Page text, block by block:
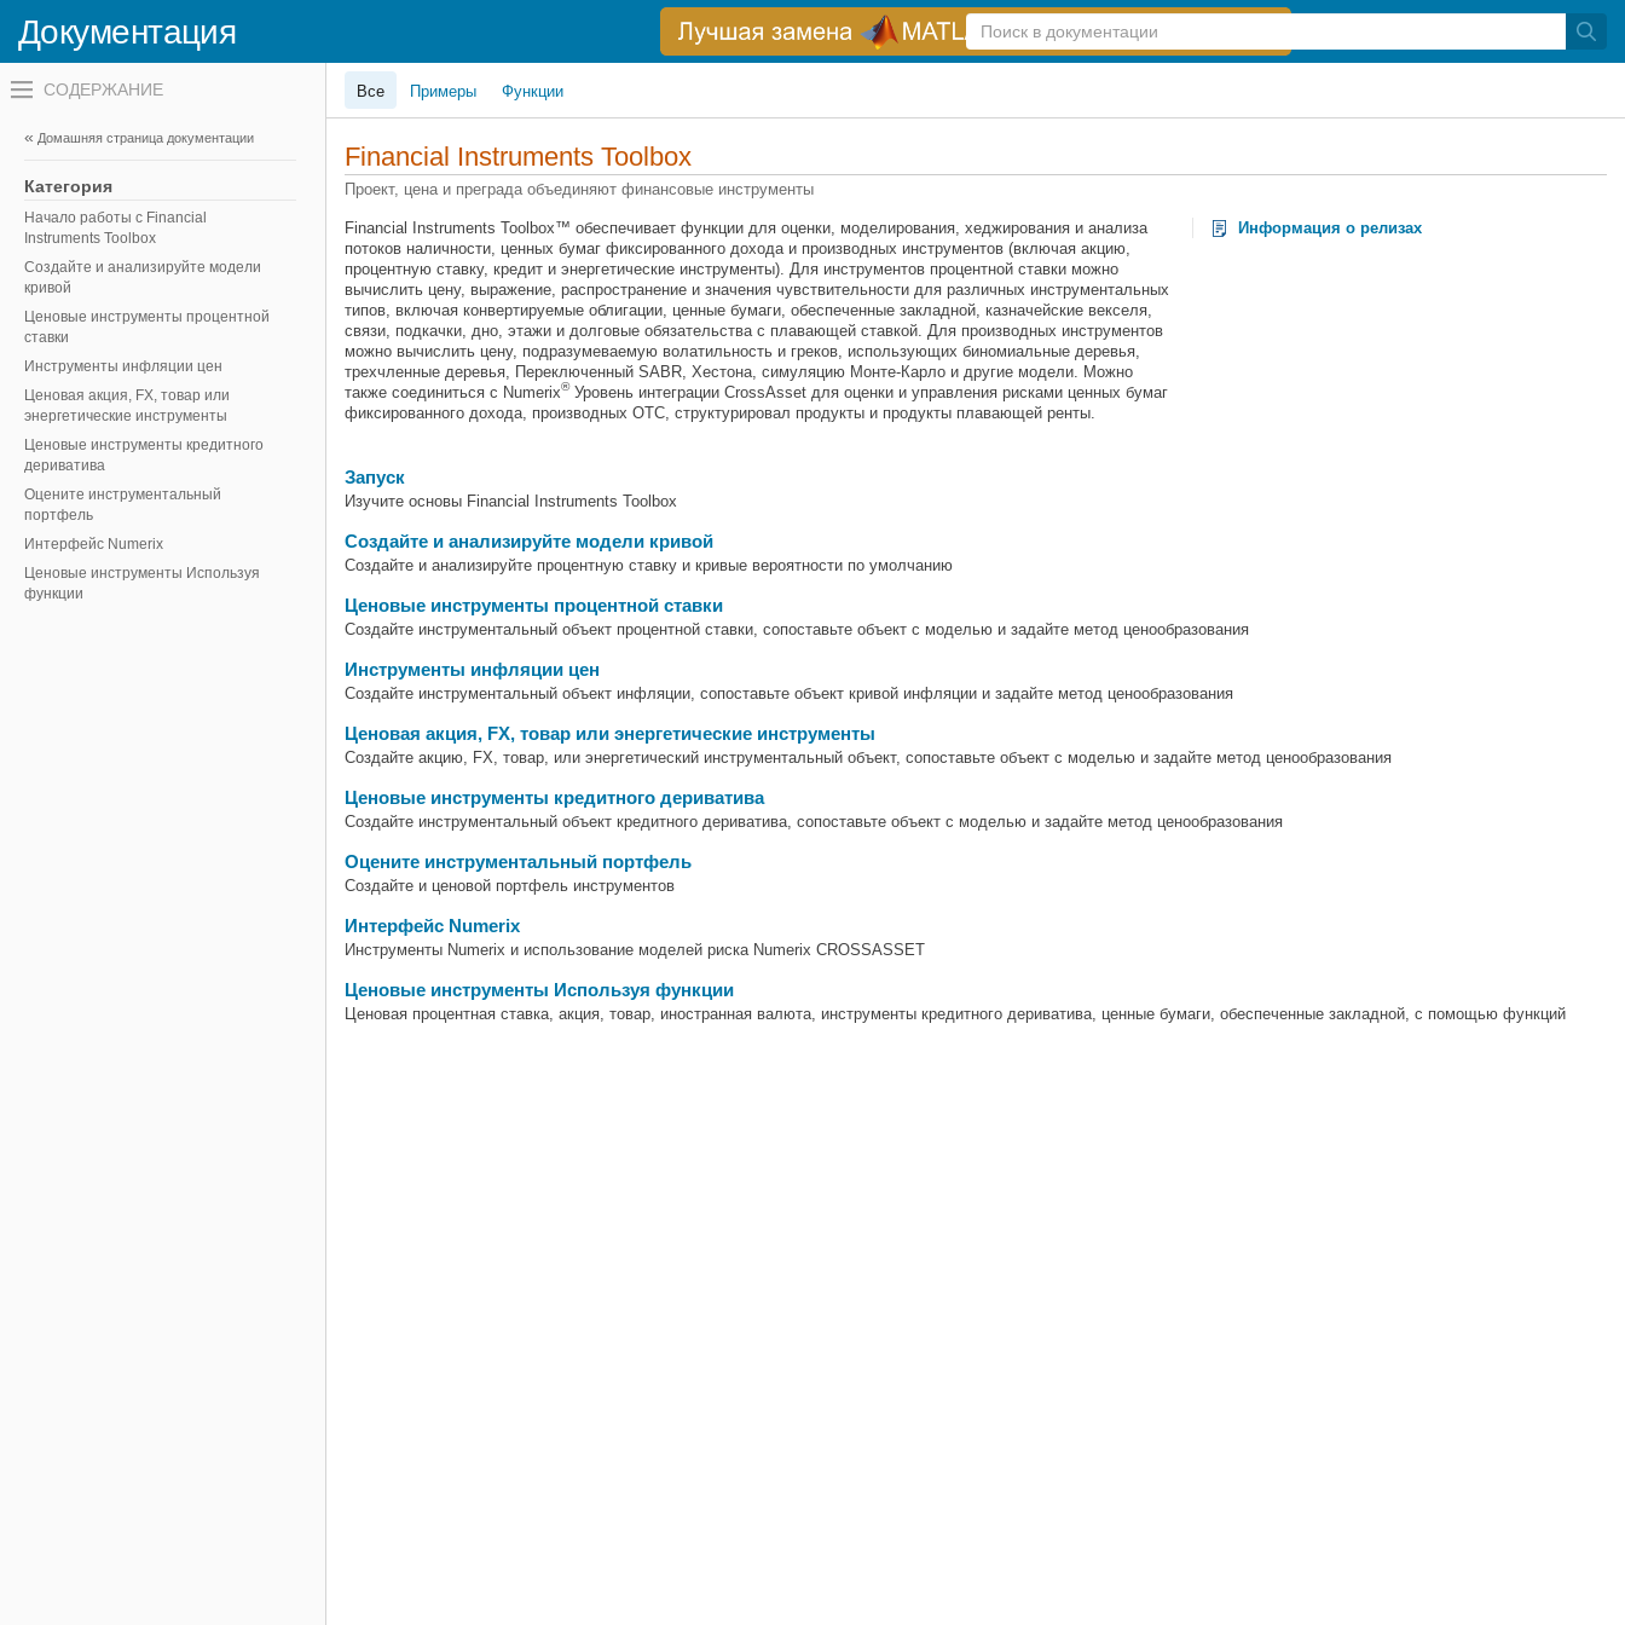
Документация
Справка
по
Переключатель
навигационного
вне
холста
навигационного
вне
холста
Домашняя страница документации
Категория
Начало работы с Financial
Instruments Toolbox
Создайте и анализируйте модели
кривой
Ценовые инструменты процентной
ставки
Инструменты инфляции цен
Ценовая акция, FX, товар или
энергетические инструменты
Ценовые инструменты кредитного
дериватива
Оцените инструментальный
портфель
Интерфейс Numerix
Ценовые инструменты Используя
функции
Все Примеры Функции
Financial Instruments Toolbox
Проект, цена и преграда объединяют финансовые инструменты
Информация о релизах
Financial Instruments Toolbox™ обеспечивает функции для оценки, моделирования, хеджирования и анализа
потоков наличности, ценных бумаг фиксированного дохода и производных инструментов (включая акцию,
процентную ставку, кредит и энергетические инструменты). Для инструментов процентной ставки можно
вычислить цену, выражение, распространение и значения чувствительности для различных инструментальных
типов, включая конвертируемые облигации, ценные бумаги, обеспеченные закладной, казначейские векселя,
связи, подкачки, дно, этажи и долговые обязательства с плавающей ставкой. Для производных инструментов
можно вычислить цену, подразумеваемую волатильность и греков, использующих биномиальные деревья,
трехчленные деревья, Переключенный SABR, Хестона, симуляцию Монте-Карло и другие модели. Можно
также соединиться с Numerix®Уровень интеграции CrossAsset для оценки и управления рисками ценных бумаг
фиксированного дохода, производных OTC, структурировал продукты и продукты плавающей ренты.
Запуск
Изучите основы Financial Instruments Toolbox
Создайте и анализируйте модели кривой
Создайте и анализируйте процентную ставку и кривые вероятности по умолчанию
Ценовые инструменты процентной ставки
Создайте инструментальный объект процентной ставки, сопоставьте объект с моделью и задайте метод ценообразования
Инструменты инфляции цен
Создайте инструментальный объект инфляции, сопоставьте объект кривой инфляции и задайте метод ценообразования
Ценовая акция, FX, товар или энергетические инструменты
Создайте акцию, FX, товар, или энергетический инструментальный объект, сопоставьте объект с моделью и задайте метод ценообразования
Ценовые инструменты кредитного дериватива
Создайте инструментальный объект кредитного дериватива, сопоставьте объект с моделью и задайте метод ценообразования
Оцените инструментальный портфель
Создайте и ценовой портфель инструментов
Интерфейс Numerix
Инструменты Numerix и использование моделей риска Numerix CROSSASSET
Ценовые инструменты Используя функции
Ценовая процентная ставка, акция, товар, иностранная валюта, инструменты кредитного дериватива, ценные бумаги, обеспеченные закладной, с помощью функций